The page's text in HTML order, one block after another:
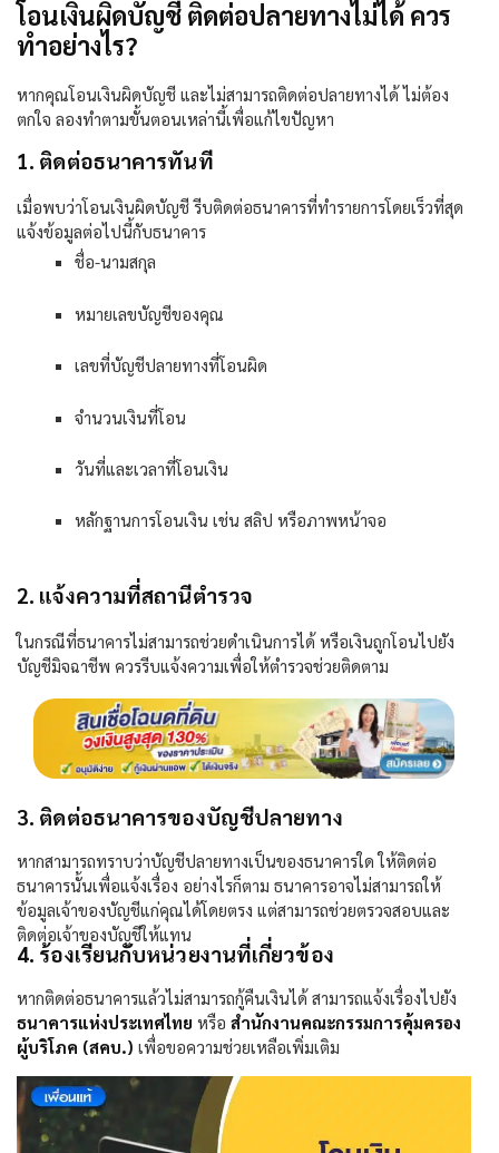
โอนเงินผิดบัญชี ติดต่อปลายทางไม่ได้ ควร
ทำอย่างไร?
หากคุณโอนเงินผิดบัญชี และไม่สามารถติดต่อปลายทางได้ ไม่ต้อง
ตกใจ ลองทำตามขั้นตอนเหล่านี้เพื่อแก้ไขปัญหา
1. ติดต่อธนาคารทันที
เมื่อพบว่าโอนเงินผิดบัญชี รีบติดต่อธนาคารที่ทำรายการโดยเร็วที่สุด
แจ้งข้อมูลต่อไปนี้กับธนาคาร
ชื่อ-นามสกุล
หมายเลขบัญชีของคุณ
เลขที่บัญชีปลายทางที่โอนผิด
จำนวนเงินที่โอน
วันที่และเวลาที่โอนเงิน
หลักฐานการโอนเงิน เช่น สลิป หรือภาพหน้าจอ
2. แจ้งความที่สถานีตำรวจ
ในกรณีที่ธนาคารไม่สามารถช่วยดำเนินการได้ หรือเงินถูกโอนไปยัง
บัญชีมิจฉาชีพ ควรรีบแจ้งความเพื่อให้ตำรวจช่วยติดตาม
3. ติดต่อธนาคารของบัญชีปลายทาง
หากสามารถทราบว่าบัญชีปลายทางเป็นของธนาคารใด ให้ติดต่อ
ธนาคารนั้นเพื่อแจ้งเรื่อง อย่างไรก็ตาม ธนาคารอาจไม่สามารถให้
ข้อมูลเจ้าของบัญชีแก่คุณได้โดยตรง แต่สามารถช่วยตรวจสอบและ
ติดต่อเจ้าของบัญชีให้แทน
4. ร้องเรียนกับหน่วยงานที่เกี่ยวข้อง
หากติดต่อธนาคารแล้วไม่สามารถกู้คืนเงินได้ สามารถแจ้งเรื่องไปยัง
ธนาคารแห่งประเทศไทย หรือ สำนักงานคณะกรรมการคุ้มครอง
ผู้บริโภค (สคบ.) เพื่อขอความช่วยเหลือเพิ่มเติม